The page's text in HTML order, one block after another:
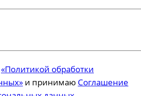
«Политикой обработки
и принимаю Соглашение